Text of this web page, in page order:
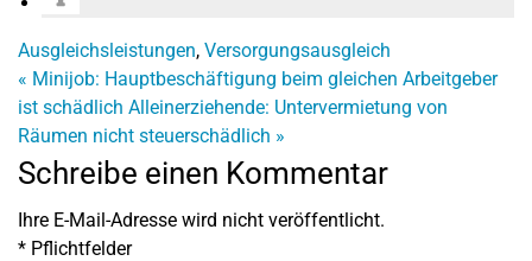
Ausgleichsleistungen, Versorgungsausgleich
« Minijob: Hauptbeschäftigung beim gleichen Arbeitgeber
ist schädlich Alleinerziehende: Untervermietung von
Räumen nicht steuerschädlich »
Schreibe einen Kommentar
Ihre E-Mail-Adresse wird nicht veröffentlicht.
* Pflichtfelder